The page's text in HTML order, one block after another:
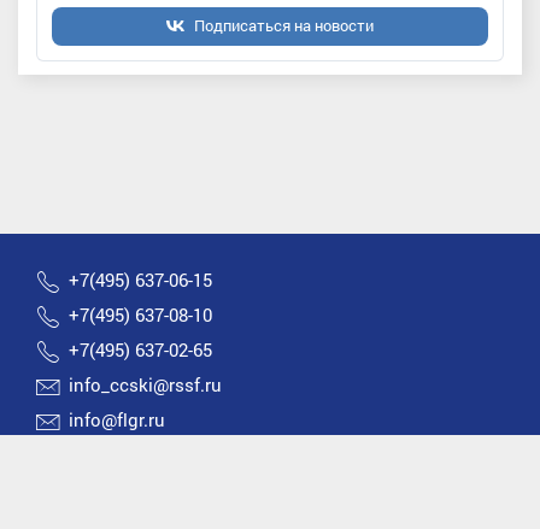
Подписаться на новости
+7(495) 637-06-15
+7(495) 637-08-10
+7(495) 637-02-65
info_ccski@rssf.ru
info@flgr.ru